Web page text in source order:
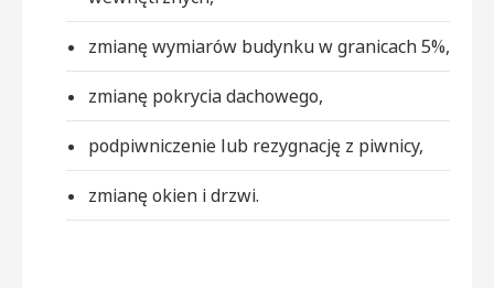
zmianę wymiarów budynku w granicach 5%,
zmianę pokrycia dachowego,
podpiwniczenie lub rezygnację z piwnicy,
zmianę okien i drzwi.